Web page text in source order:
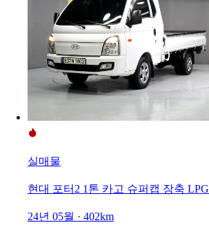
실매물
현대 포터2 1톤 카고 슈퍼캡 장축 LPG
24년 05월 · 402km